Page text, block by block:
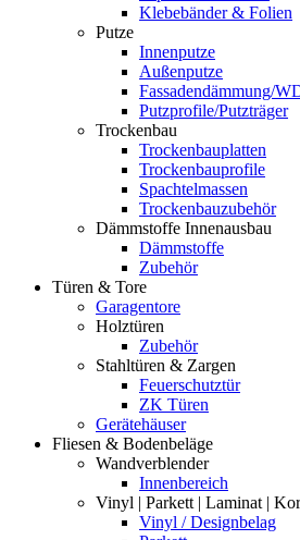
Klebebänder & Folien
Putze
Innenputze
Außenputze
Fassadendämmung/
Putzprofile/Putzträger
Trockenbau
Trockenbauplatten
Trockenbauprofile
Spachtelmassen
Trockenbauzubehör
Dämmstoffe Innenausbau
Dämmstoffe
Zubehör
Türen & Tore
Garagentore
Holztüren
Zubehör
Stahltüren & Zargen
Feuerschutztür
ZK Türen
Gerätehäuser
Fliesen & Bodenbeläge
Wandverblender
Innenbereich
Vinyl | Parkett | Laminat |
Vinyl / Designbelag